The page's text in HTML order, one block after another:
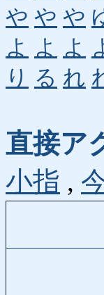
や や や
よ よ よ
り る れ
直接ア
小指 ,